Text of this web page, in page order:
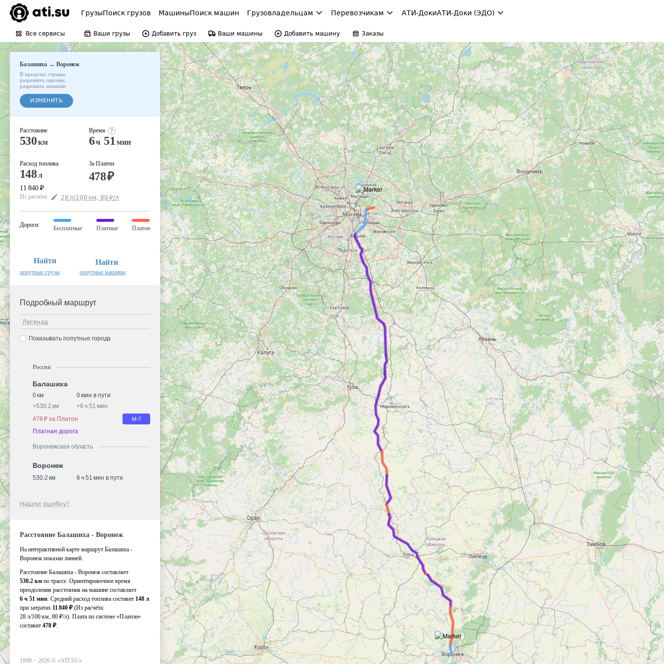
ГрузыПоиск грузов МашиныПоиск машин Грузовладельцам Перевозчикам АТИ-ДокиАТИ-Доки (ЭДО)
Все сервисы Ваши грузы Добавить груз Ваши машины Добавить машину Заказы
Балашиха → Воронеж
В пределах страны
разрешить паромы
разрешить зимники
ИЗМЕНИТЬ
Расстояние
530км
Расход топлива
148л
11 840 ₽
Время
6ч 51 мин
За Платон
478₽
Из расчёта: 28 л/100 км, 80 ₽/л
Дороги:
Бесплатные Платные Платон
Найти
попутные грузы
Найти
попутные машины
Подробный маршрут
Легенда
Показывать попутные города
Россия
Балашиха
0 км
0 мин в пути
+530.2 км +6 ч 51 мин
478 ₽ за Платон
М-7
Платная дорога
Воронежская область
Воронеж
530.2 км 6 ч 51 мин в пути
Нашли ошибку?
Расстояние Балашиха - Воронеж
На интерактивной карте маршрут Балашиха -
Воронеж показан линией.
Расстояние Балашиха - Воронеж составляет
530.2 км по трассе. Ориентировочное время
преодоления расстояния на машине составляет
6 ч 51 мин. Средний расход топлива составит 148 л
при затратах 11 840 ₽ (Из расчёта:
28 л/100 км, 80 ₽/л). Плата по системе «Платон»
составит 478 ₽.
1998 − 2026 © «ATI.SU»